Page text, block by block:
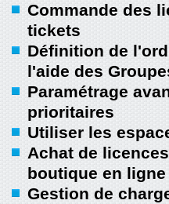
Commande des
tickets
Définition de
l'aide des
Paramétrage
prioritaires
Utiliser les
Achat de
boutique en ligne
Gestion de